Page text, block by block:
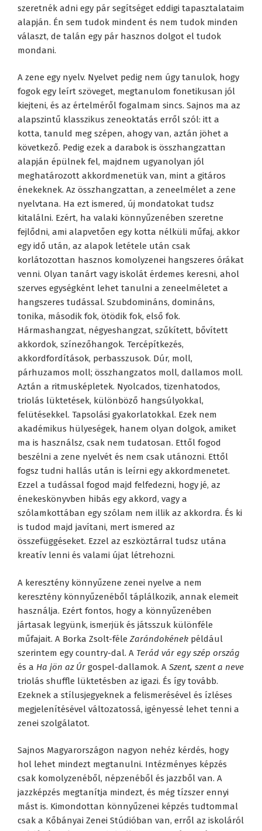
szeretnék adni egy pár segítséget eddigi tapasztalataim
alapján. Én sem tudok mindent és nem tudok minden
választ, de talán egy pár hasznos dolgot el tudok
mondani.
A zene egy nyelv. Nyelvet pedig nem úgy tanulok, hogy
fogok egy leírt szöveget, megtanulom fonetikusan jól
kiejteni, és az értelméről fogalmam sincs. Sajnos ma az
alapszintű klasszikus zeneoktatás erről szól: itt a
kotta, tanuld meg szépen, ahogy van, aztán jöhet a
következő. Pedig ezek a darabok is összhangzattan
alapján épülnek fel, majdnem ugyanolyan jól
meghatározott akkordmenetük van, mint a gitáros
énekeknek. Az összhangzattan, a zeneelmélet a zene
nyelvtana. Ha ezt ismered, új mondatokat tudsz
kitalálni. Ezért, ha valaki könnyűzenében szeretne
fejlődni, ami alapvetően egy kotta nélküli műfaj, akkor
egy idő után, az alapok letétele után csak
korlátozottan hasznos komolyzenei hangszeres órákat
venni. Olyan tanárt vagy iskolát érdemes keresni, ahol
szerves egységként lehet tanulni a zeneelméletet a
hangszeres tudással. Szubdomináns, domináns,
tonika, második fok, ötödik fok, első fok.
Hármashangzat, négyeshangzat, szűkített, bővített
akkordok, színezőhangok. Tercépítkezés,
akkordfordítások, perbasszusok. Dúr, moll,
párhuzamos moll; összhangzatos moll, dallamos moll.
Aztán a ritmusképletek. Nyolcados, tizenhatodos,
triolás lüktetések, különböző hangsúlyokkal,
felütésekkel. Tapsolási gyakorlatokkal. Ezek nem
akadémikus hülyeségek, hanem olyan dolgok, amiket
ma is használsz, csak nem tudatosan. Ettől fogod
beszélni a zene nyelvét és nem csak utánozni. Ettől
fogsz tudni hallás után is leírni egy akkordmenetet.
Ezzel a tudással fogod majd felfedezni, hogy jé, az
énekeskönyvben hibás egy akkord, vagy a
szólamkottában egy szólam nem illik az akkordra. És ki
is tudod majd javítani, mert ismered az
összefüggéseket. Ezzel az eszköztárral tudsz utána
kreatív lenni és valami újat létrehozni.
A keresztény könnyűzene zenei nyelve a nem
keresztény könnyűzenéből táplálkozik, annak elemeit
használja. Ezért fontos, hogy a könnyűzenében
jártasak legyünk, ismerjük és játsszuk különféle
műfajait. A Borka Zsolt-féle Zarándokének például
szerintem egy country-dal. A Terád vár egy szép ország
és a Ha jön az Úr gospel-dallamok. A Szent, szent a neve
triolás shuffle lüktetésben az igazi. És így tovább.
Ezeknek a stílusjegyeknek a felismerésével és ízléses
megjelenítésével változatossá, igényessé lehet tenni a
zenei szolgálatot.
Sajnos Magyarországon nagyon nehéz kérdés, hogy
hol lehet mindezt megtanulni. Intézményes képzés
csak komolyzenéből, népzenéből és jazzből van. A
jazzképzés megtanítja mindezt, és még tízszer ennyi
mást is. Kimondottan könnyűzenei képzés tudtommal
csak a Kőbányai Zenei Stúdióban van, erről az iskoláról